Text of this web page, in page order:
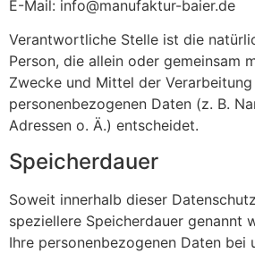
E-Mail: info@manufaktur-baier.de
Verantwortliche Stelle ist die
Person, die allein oder gemeinsam
Zwecke und Mittel der
personenbezogenen Daten (z. B.
Adressen o. Ä.) entscheidet.
Speicherdauer
Soweit innerhalb dieser
speziellere Speicherdauer genannt
Ihre personenbezogenen Daten bei